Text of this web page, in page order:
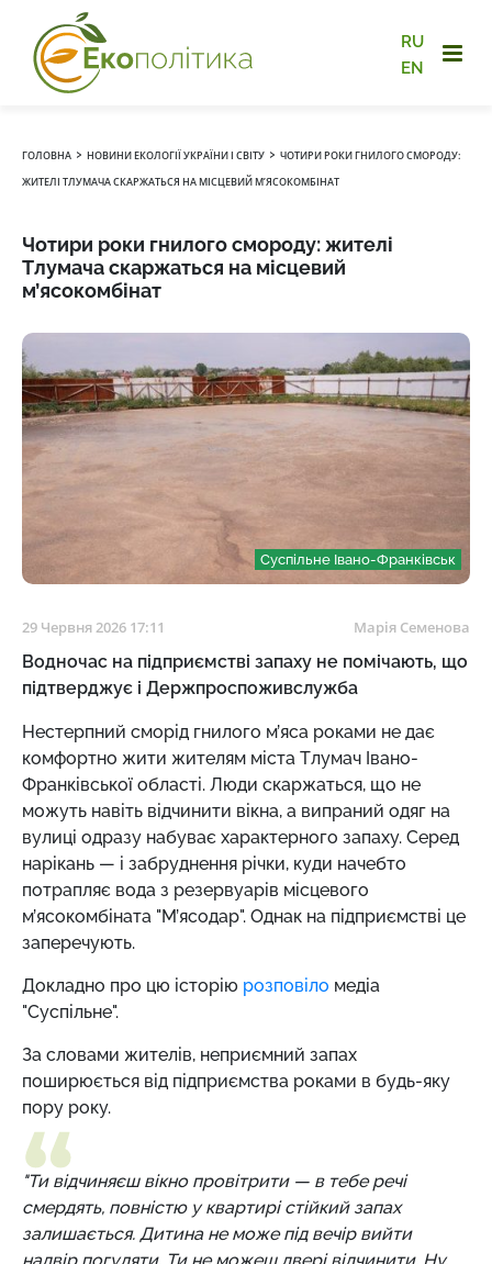
RU
EN
ГОЛОВНА › НОВИНИ ЕКОЛОГІЇ УКРАЇНИ І СВІТУ › ЧОТИРИ РОКИ ГНИЛОГО СМОРОДУ:
ЖИТЕЛІ ТЛУМАЧА СКАРЖАТЬСЯ НА МІСЦЕВИЙ М’ЯСОКОМБІНАТ
Чотири роки гнилого смороду: жителі
Тлумача скаржаться на місцевий
м’ясокомбінат
Суспільне Івано-Франківськ
29 Червня 2026 17:11 Марія Семенова
Водночас на підприємстві запаху не помічають, що
підтверджує і Держпроспоживслужба
Нестерпний сморід гнилого м’яса роками не дає
комфортно жити жителям міста Тлумач Івано-
Франківської області. Люди скаржаться, що не
можуть навіть відчинити вікна, а випраний одяг на
вулиці одразу набуває характерного запаху. Серед
нарікань — і забруднення річки, куди начебто
потрапляє вода з резервуарів місцевого
м’ясокомбіната "М’ясодар". Однак на підприємстві це
заперечують.
Докладно про цю історію розповіло медіа
"Суспільне".
За словами жителів, неприємний запах
поширюється від підприємства роками в будь-яку
пору року.
"Ти відчиняєш вікно провітрити — в тебе речі
смердять, повністю у квартирі стійкий запах
залишається. Дитина не може під вечір вийти